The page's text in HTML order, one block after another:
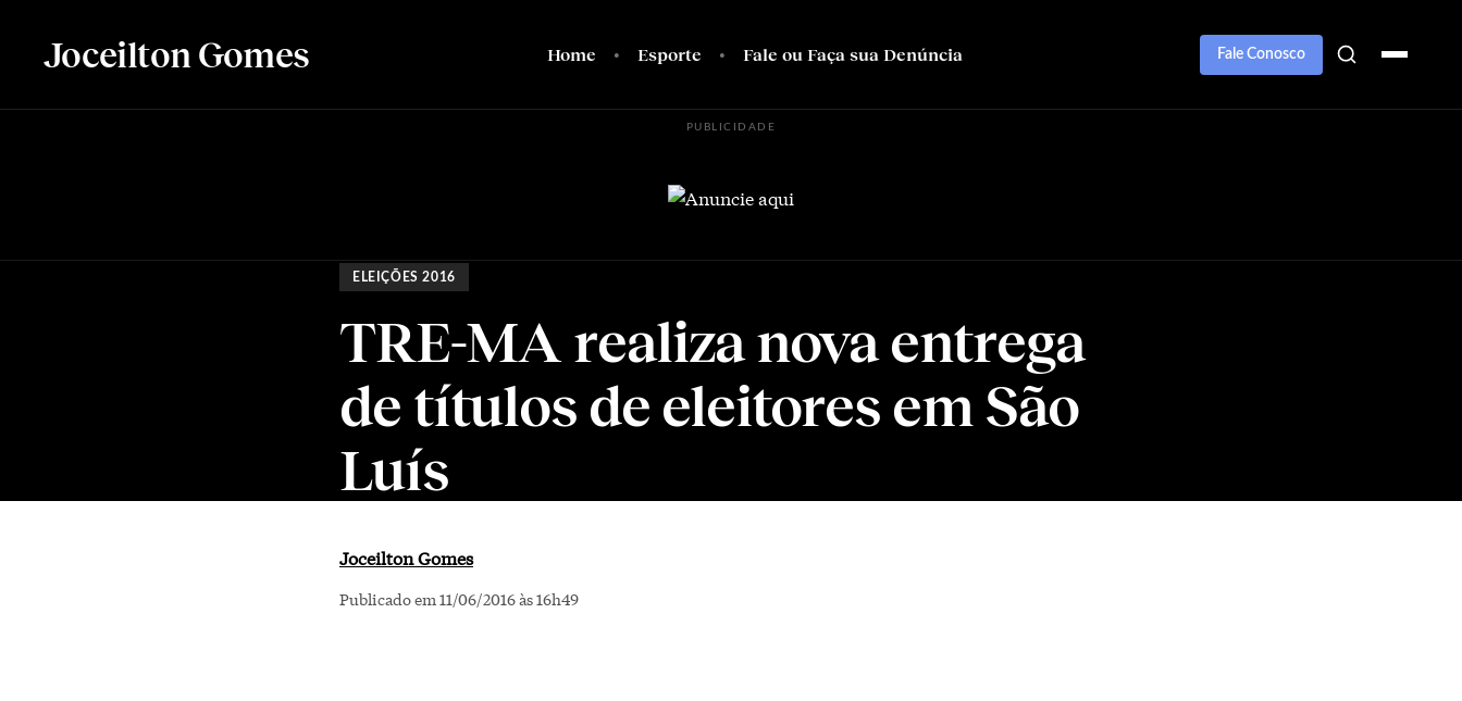
Joceilton Gomes Home Esporte Fale ou Faça sua Denúncia Fale Conosco
PUBLICIDADE
ELEIÇÕES 2016
TRE-MA realiza nova entrega
de títulos de eleitores em São
Luís
Joceilton Gomes
Publicado em 11/06/2016 às 16h49